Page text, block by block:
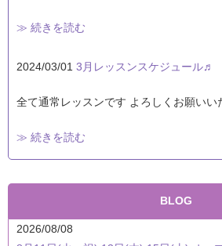
≫ 続きを読む
2024/03/01 3月レッスンスケジュール♬
全て通常レッスンです よろしくお願いい
≫ 続きを読む
BLOG
2026/08/08